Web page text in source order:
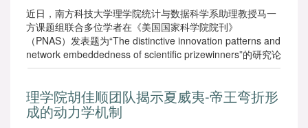
近日，南方科技大学理学院统计与数据科学系助理教授马一
方课题组联合多位学者在《美国国家科学院院刊》
（PNAS）发表题为“The distinctive innovation patterns and
network embeddedness of scientific prizewinners”的研究论
文，揭示了获奖科学家持续创新的关键网络机制。
理学院胡佳顺团队揭示夏威夷-帝王弯折形
成的动力学机制